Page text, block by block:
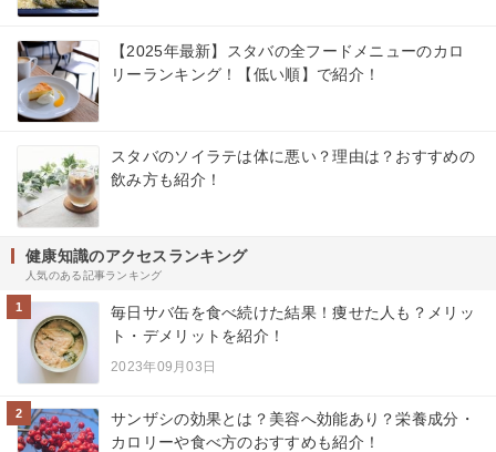
【2025年最新】スタバの全フードメニューのカロ
リーランキング！【低い順】で紹介！
スタバのソイラテは体に悪い？理由は？おすすめの
飲み方も紹介！
健康知識のアクセスランキング
人気のある記事ランキング
1
毎日サバ缶を食べ続けた結果！痩せた人も？メリッ
ト・デメリットを紹介！
2023年09月03日
2
サンザシの効果とは？美容へ効能あり？栄養成分・
カロリーや食べ方のおすすめも紹介！